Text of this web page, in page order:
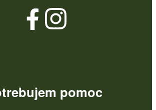
pomoc